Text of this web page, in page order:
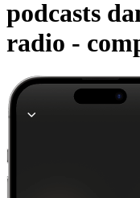
podcasts
radio -